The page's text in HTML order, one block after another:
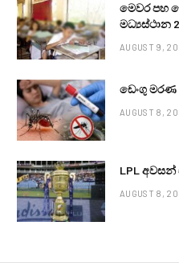
මෙවර පහ
මධ්‍යස්ථාන
AUGUST 9,
ඩෙංගු
AUGUST 8,
LPL අවසන්
AUGUST 8,